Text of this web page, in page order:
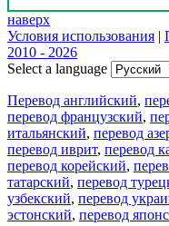
наверх
Условия использования |
2010 - 2026
Select a language
Перевод английский,
перевод французский,
итальянский, перевод
перевод иврит, перевод
перевод корейский,
татарский, перевод
узбекский, перевод
эстонский, перевод